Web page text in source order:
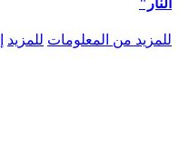
للمزيد من المعلومات للمزيد